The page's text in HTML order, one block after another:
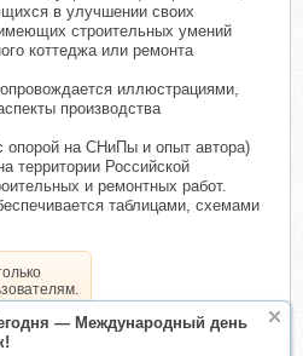
— Международный день
в улучшении своих
строительных умений
коттеджа или ремонта
иллюстрациями,
производства
опорой на СНиПы и опыт автора)
территории Российской
и ремонтных работ.
таблицами, схемами